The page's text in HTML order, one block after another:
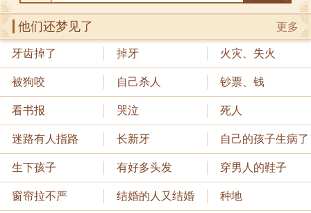
更多
他们还梦见了
牙齿掉了 掉牙 火灾、失火
被狗咬 自己杀人 钞票、钱
看书报 哭泣 死人
迷路有人指路 长新牙 自己的孩子生病了
生下孩子 有好多头发 穿男人的鞋子
窗帘拉不严 结婚的人又结婚 种地